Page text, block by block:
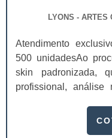
LYONS - ARTES
Atendimento
500 unidadesAo
skin padronizada,
profissional, análise
produto.A busca por